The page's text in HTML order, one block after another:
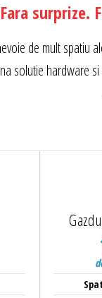
surprize.
de mult spatiu
solutie hardware